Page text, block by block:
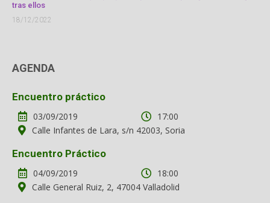
tras ellos
18/12/2022
AGENDA
Encuentro práctico
03/09/2019
17:00
Calle Infantes de Lara, s/n 42003, Soria
Encuentro Práctico
04/09/2019
18:00
Calle General Ruiz, 2, 47004 Valladolid